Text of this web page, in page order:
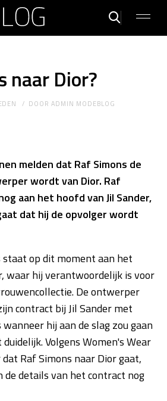
naar Dior?
DOORADMIN MODEBLOG
melden dat Raf Simons de
wordt van Dior. Raf
aan het hoofd van Jil Sander,
dat hij de opvolger wordt
staat op dit moment aan het
waar hij verantwoordelijk is voor
De ontwerper
contract bij Jil Sander met
hij aan de slag zou gaan
Volgens Women's Wear
Raf Simons naar Dior gaat,
de details van het contract nog